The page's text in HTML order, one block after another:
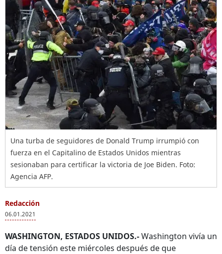
Una turba de seguidores de Donald Trump irrumpió con
fuerza en el Capitalino de Estados Unidos mientras
sesionaban para certificar la victoria de Joe Biden. Foto:
Agencia AFP.
Redacción
06.01.2021
WASHINGTON, ESTADOS UNIDOS.-Washington vivía un
día de tensión este miércoles después de que